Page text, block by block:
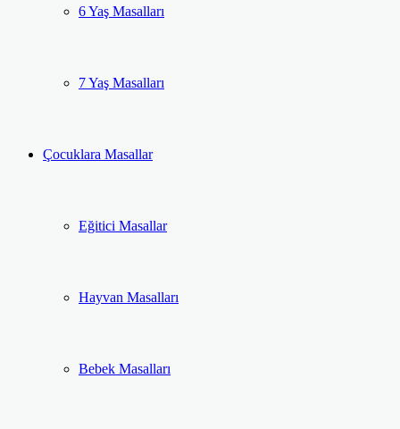
6 Yaş Masalları
7 Yaş Masalları
Çocuklara Masallar
Eğitici Masallar
Hayvan Masalları
Bebek Masalları